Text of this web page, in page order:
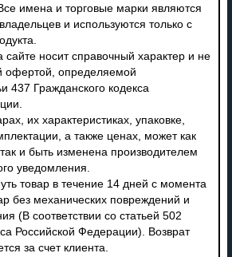
имена и торговые марки являются
и используются только с
носит справочный характер и не
офертой, определяемой
437 Гражданского кодекса
их характеристиках, упаковке,
а также ценах, может как
и быть изменена производителем
уведомления.
товар в течение 14 дней с момента
без механических повреждений и
(В соответствии со статьей 502
Российской Федерации). Возврат
за счет клиента.